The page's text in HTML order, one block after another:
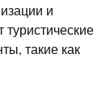
и
такие как